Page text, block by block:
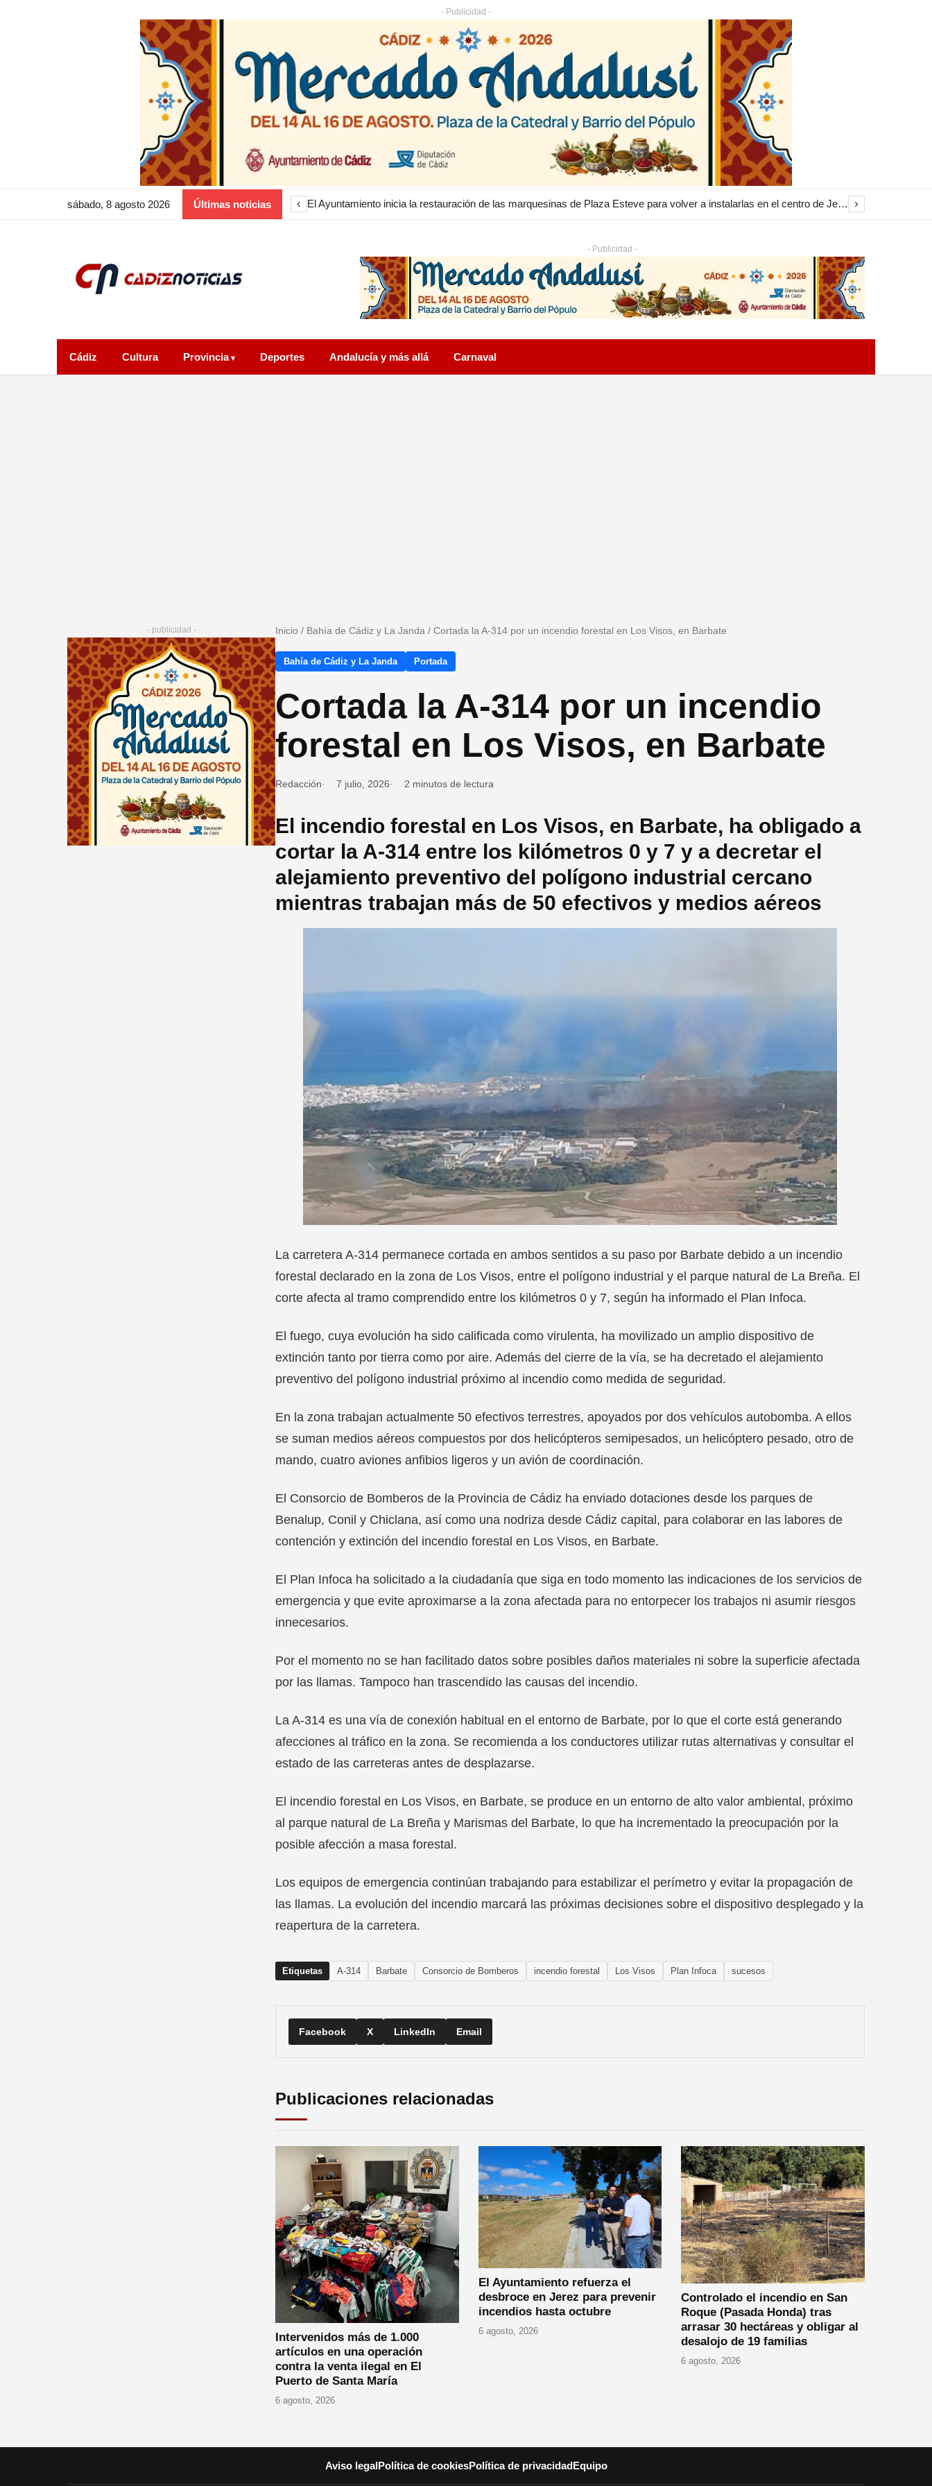
- Publicidad -
sábado, 8 agosto 2026 Últimas noticias ‹ El Ayuntamiento inicia la restauración de las marquesinas de Plaza Esteve para volver a instalarlas en el centro de Jerez ›
- Publicidad -
Cádiz Cultura Provincia Deportes Andalucía y más allá Carnaval
- publicidad - Inicio / Bahía de Cádiz y La Janda / Cortada la A-314 por un incendio forestal en Los Visos, en Barbate
Bahía de Cádiz y La Janda Portada
Cortada la A-314 por un incendio
forestal en Los Visos, en Barbate
Redacción 7 julio, 2026 2 minutos de lectura
El incendio forestal en Los Visos, en Barbate, ha obligado a
cortar la A-314 entre los kilómetros 0 y 7 y a decretar el
alejamiento preventivo del polígono industrial cercano
mientras trabajan más de 50 efectivos y medios aéreos
La carretera A-314 permanece cortada en ambos sentidos a su paso por Barbate debido a un incendio
forestal declarado en la zona de Los Visos, entre el polígono industrial y el parque natural de La Breña. El
corte afecta al tramo comprendido entre los kilómetros 0 y 7, según ha informado el Plan Infoca.
El fuego, cuya evolución ha sido calificada como virulenta, ha movilizado un amplio dispositivo de
extinción tanto por tierra como por aire. Además del cierre de la vía, se ha decretado el alejamiento
preventivo del polígono industrial próximo al incendio como medida de seguridad.
En la zona trabajan actualmente 50 efectivos terrestres, apoyados por dos vehículos autobomba. A ellos
se suman medios aéreos compuestos por dos helicópteros semipesados, un helicóptero pesado, otro de
mando, cuatro aviones anfibios ligeros y un avión de coordinación.
El Consorcio de Bomberos de la Provincia de Cádiz ha enviado dotaciones desde los parques de
Benalup, Conil y Chiclana, así como una nodriza desde Cádiz capital, para colaborar en las labores de
contención y extinción del incendio forestal en Los Visos, en Barbate.
El Plan Infoca ha solicitado a la ciudadanía que siga en todo momento las indicaciones de los servicios de
emergencia y que evite aproximarse a la zona afectada para no entorpecer los trabajos ni asumir riesgos
innecesarios.
Por el momento no se han facilitado datos sobre posibles daños materiales ni sobre la superficie afectada
por las llamas. Tampoco han trascendido las causas del incendio.
La A-314 es una vía de conexión habitual en el entorno de Barbate, por lo que el corte está generando
afecciones al tráfico en la zona. Se recomienda a los conductores utilizar rutas alternativas y consultar el
estado de las carreteras antes de desplazarse.
El incendio forestal en Los Visos, en Barbate, se produce en un entorno de alto valor ambiental, próximo
al parque natural de La Breña y Marismas del Barbate, lo que ha incrementado la preocupación por la
posible afección a masa forestal.
Los equipos de emergencia continúan trabajando para estabilizar el perímetro y evitar la propagación de
las llamas. La evolución del incendio marcará las próximas decisiones sobre el dispositivo desplegado y la
reapertura de la carretera.
Etiquetas A-314 Barbate Consorcio de Bomberos incendio forestal Los Visos Plan Infoca sucesos
Facebook X LinkedIn Email
Publicaciones relacionadas
Intervenidos más de 1.000
artículos en una operación
contra la venta ilegal en El
Puerto de Santa María
6 agosto, 2026
El Ayuntamiento refuerza el
desbroce en Jerez para prevenir
incendios hasta octubre
6 agosto, 2026
Controlado el incendio en San
Roque (Pasada Honda) tras
arrasar 30 hectáreas y obligar al
desalojo de 19 familias
6 agosto, 2026
Aviso legalPolítica de cookiesPolítica de privacidadEquipo